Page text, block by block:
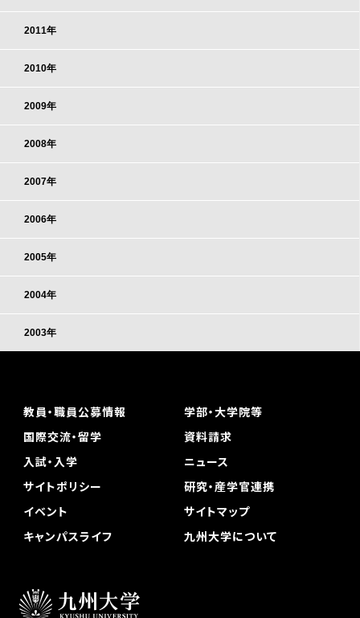
2011年
2010年
2009年
2008年
2007年
2006年
2005年
2004年
2003年
教員・職員公募情報
学部・大学院等
国際交流・留学
資料請求
入試・入学
ニュース
サイトポリシー
研究・産学官連携
イベント
サイトマップ
キャンパスライフ
九州大学について